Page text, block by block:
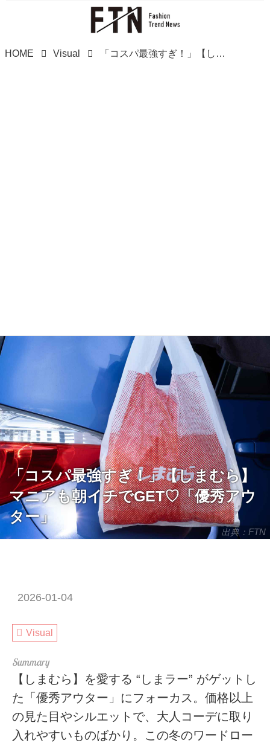
HOME Visual 「コスパ最強すぎ！」【しまむら】マニアも朝イチでGET♡「優秀アウター」
出典：FTN
「コスパ最強すぎ！」【しまむら】
マニアも朝イチでGET♡「優秀アウ
ター」
2026-01-04
Visual
【しまむら】を愛する “しまラー” がゲットし
た「優秀アウター」にフォーカス。価格以上
の見た目やシルエットで、大人コーデに取り
入れやすいものばかり。この冬のワードロー